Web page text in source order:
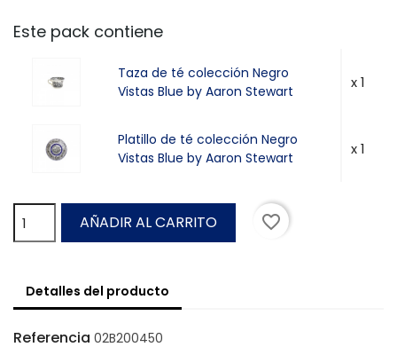
Este pack contiene
Taza de té colección Negro
Vistas Blue by Aaron Stewart
x 1
Platillo de té colección Negro
Vistas Blue by Aaron Stewart
x 1
AÑADIR AL CARRITO favorite_border
Detalles del producto
Referencia 02B200450